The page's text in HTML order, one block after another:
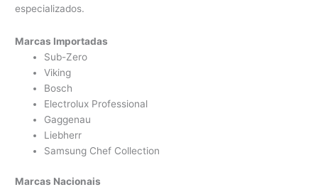
especializados.
Marcas Importadas
Sub-Zero
Viking
Bosch
Electrolux Professional
Gaggenau
Liebherr
Samsung Chef Collection
Marcas Nacionais